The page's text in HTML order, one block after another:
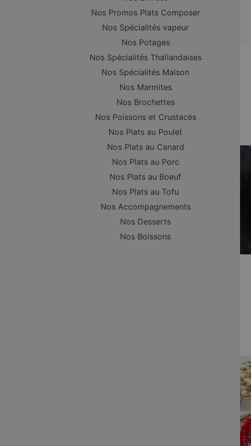
Nos Promos Plats Composer
Nos Spécialités vapeur
Nos Potages
Nos Spécialités Thaïlandaises
Nos Spécialités Maison
Nos Marmites
Nos Brochettes
Nos Poissons et Crustacés
Nos Plats au Poulet
Nos Plats au Canard
Nos Plats au Porc
Nos Plats au Boeuf
Nos Plats au Tofu
Nos Accompagnements
Nos Desserts
Nos Boissons